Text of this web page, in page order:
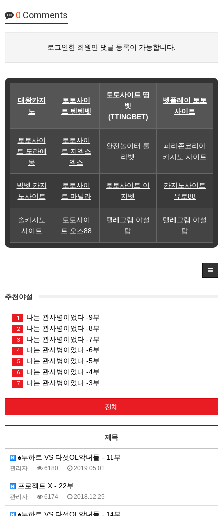
0 Comments
로그인한 회원만 댓글 등록이 가능합니다.
대왕카지
노
토토사이
트 텐텐벳
토토사이트 띵
벳
(TTINGBET)
벳플레이 토토
사이트
토토사이
트 도라에
몽
토토사이
트 지엑스
엑스
안전놀이터 룰
라벳
파라존코리아
카지노 사이트
빅벳 카지
노사이트
토토사이
트 마닐라
토토사이트 이
지벳
카지노사이트
유로88
솔카지노
사이트
토토사이
트 오즈88
텔레그램 야설
탑
텔레그램 야설
탑
추천야설
1 나는 관사병이었다 -9부
2 나는 관사병이었다 -8부
3 나는 관사병이었다 -7부
4 나는 관사병이었다 -6부
5 나는 관사병이었다 -5부
6 나는 관사병이었다 -4부
7 나는 관사병이었다 -3부
전체
제목
♠투하트 VS 다섯OL악녀들 - 11부
관리자 6180 2019.05.01
프로젝트 X - 22부
관리자 6174 2018.12.25
♠투하트 VS 다섯OL악녀들 - 14부